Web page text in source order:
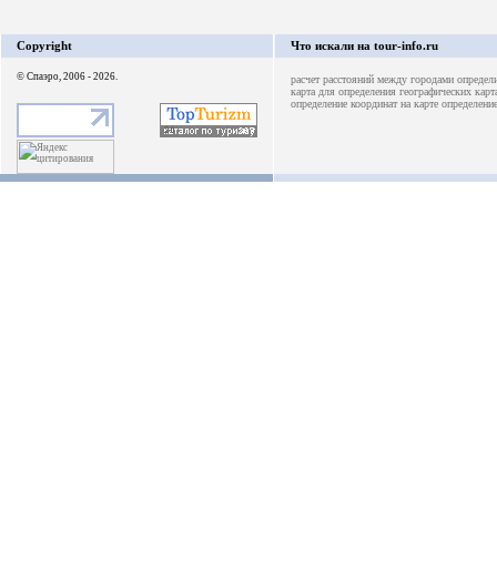
Copyright
© Спаэро, 2006 - 2026.
Что искали на tour-info.ru
расчет расстояний между городами
карта для определения географических
определение координат на карте